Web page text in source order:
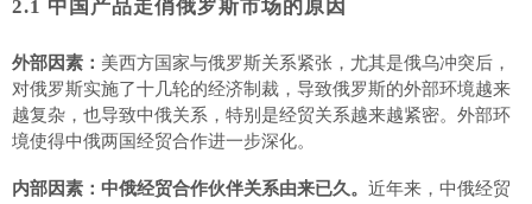
2.1 中国产品走俏俄罗斯市场的原因
外部因素： 美西方国家与俄罗斯关系紧张，尤其是俄乌冲突后，
对俄罗斯实施了十几轮的经济制裁，导致俄罗斯的外部环境越来
越复杂，也导致中俄关系，特别是经贸关系越来越紧密。外部环
境使得中俄两国经贸合作进一步深化。
内部因素：中俄经贸合作伙伴关系由来已久。 近年来，中俄经贸